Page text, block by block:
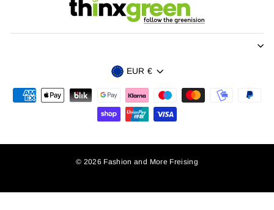
Währung
EUR €
© 2026 Fashion and More Freising